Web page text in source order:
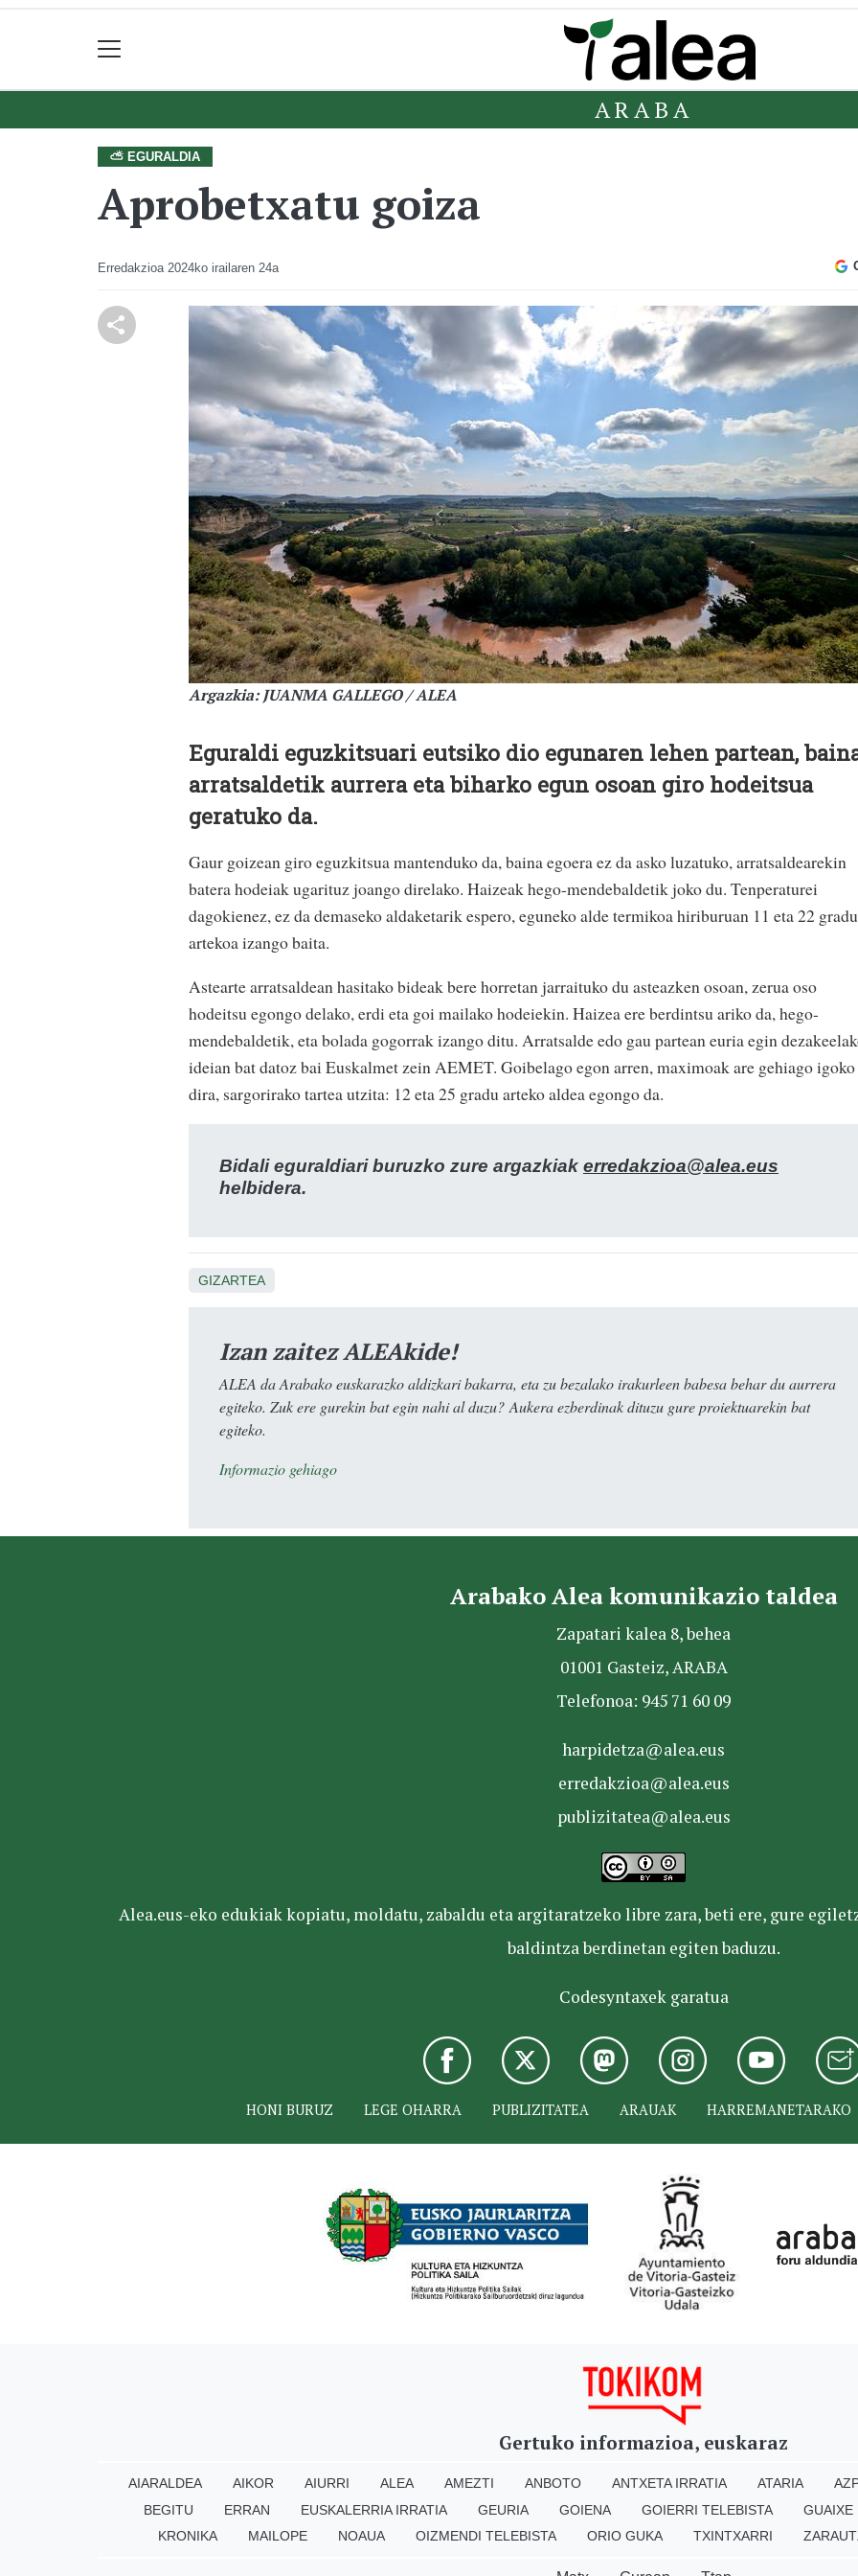
ARABA
⛅ EGURALDIA
Aprobetxatu goiza
Erredakzioa 2024ko irailaren 24a
Argazkia: JUANMA GALLEGO / ALEA
Eguraldi eguzkitsuari eutsiko dio egunaren lehen partean,
arratsaldetik aurrera eta biharko egun osoan giro hodeitsua
geratuko da.
Gaur goizean giro eguzkitsua mantenduko da, baina egoera ez da asko luzatuko, arratsaldearekin
batera hodeiak ugarituz joango direlako. Haizeak hego-mendebaldetik joko du. Tenperaturei
dagokienez, ez da demaseko aldaketarik espero, eguneko alde termikoa hiriburuan 11 eta 22 gradu
artekoa izango baita.
Astearte arratsaldean hasitako bideak bere horretan jarraituko du asteazken osoan, zerua oso
hodeitsu egongo delako, erdi eta goi mailako hodeiekin. Haizea ere berdintsu ariko da, hego-
mendebaldetik, eta bolada gogorrak izango ditu. Arratsalde edo gau partean euria egin
ideian bat datoz bai Euskalmet zein AEMET. Goibelago egon arren, maximoak are gehiago igoko
dira, sargorirako tartea utzita: 12 eta 25 gradu arteko aldea egongo da.
Bidali eguraldiari buruzko zure argazkiak erredakzioa@alea.eus
helbidera.
GIZARTEA
Izan zaitez ALEAkide!
ALEA da Arabako euskarazko aldizkari bakarra, eta zu bezalako irakurleen babesa behar du aurrera
egiteko. Zuk ere gurekin bat egin nahi al duzu? Aukera ezberdinak dituzu gure proiektuarekin bat
egiteko.
Informazio gehiago
Arabako Alea komunikazio taldea
Zapatari kalea 8, behea
01001 Gasteiz, ARABA
Telefonoa: 945 71 60 09
harpidetza@alea.eus
erredakzioa@alea.eus
publizitatea@alea.eus
Alea.eus-eko edukiak kopiatu, moldatu, zabaldu eta argitaratzeko libre zara, beti ere, gure
baldintza berdinetan egiten baduzu.
Codesyntaxek garatua
HONI BURUZ LEGE OHARRA PUBLIZITATEA ARAUAK HARREMANETARAKO
Gertuko informazioa, euskaraz
AIARALDEA AIKOR AIURRI ALEA AMEZTI ANBOTO ANTXETA IRRATIA ATARIA
BEGITU
ERRAN EUSKALERRIA IRRATIA GEURIA GOIENA GOIERRI TELEBISTA
GUAIXE
KRONIKA
MAILOPE NOAUA OIZMENDI TELEBISTA ORIO GUKA TXINTXARRI